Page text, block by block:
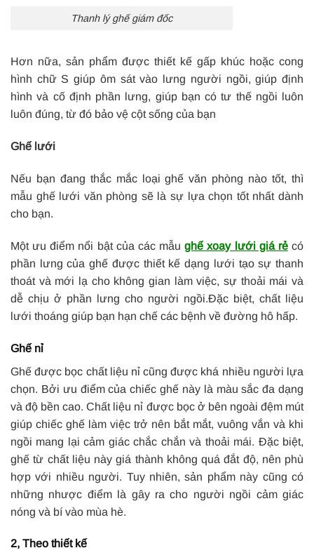
Thanh lý ghế giám đốc
Hơn nữa, sản phẩm được thiết kế gấp khúc hoặc cong
hình chữ S giúp ôm sát vào lưng người ngồi, giúp định
hình và cố định phần lưng, giúp bạn có tư thế ngồi luôn
luôn đúng, từ đó bảo vệ cột sống của bạn
Ghế lưới
Nếu bạn đang thắc mắc loại ghế văn phòng nào tốt, thì
mẫu ghế lưới văn phòng sẽ là sự lựa chọn tốt nhất dành
cho bạn.
Một ưu điểm nổi bật của các mẫughế xoay lưới giá rẻcó
phần lưng của ghế được thiết kế dạng lưới tạo sự thanh
thoát và mới lạ cho không gian làm việc, sự thoải mái và
dễ chịu ở phần lưng cho người ngồi.Đặc biệt, chất liệu
lưới thoáng giúp bạn hạn chế các bệnh về đường hô hấp.
Ghế nỉ
Ghế được bọc chất liệu nỉ cũng được khá nhiều người lựa
chọn. Bởi ưu điểm của chiếc ghế này là màu sắc đa dạng
và độ bền cao. Chất liệu nỉ được bọc ở bên ngoài đệm mút
giúp chiếc ghế làm việc trở nên bắt mắt, vuông vắn và khi
ngồi mang lại cảm giác chắc chắn và thoải mái. Đặc biệt,
ghế từ chất liệu này giá thành không quá đắt độ, nên phù
hợp với nhiều người. Tuy nhiên, sản phẩm này cũng có
những nhược điểm là gây ra cho người ngồi cảm giác
nóng và bí vào mùa hè.
2, Theo thiết kế